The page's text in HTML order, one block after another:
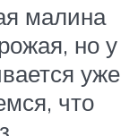
малина
но у
уже
что